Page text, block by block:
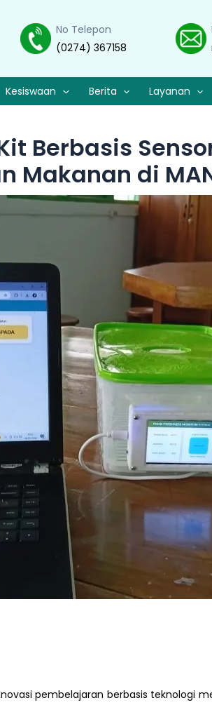
No Telepon
(0274) 367158
Kesiswaan Berita Layanan
Berbasis
Makanan di
pembelajaran berbasis teknologi